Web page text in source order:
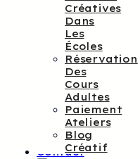
Créatives
Dans
Les
Écoles
Réservation
Des
Cours
Adultes
Paiement
Ateliers
Blog
Créatif
Contact